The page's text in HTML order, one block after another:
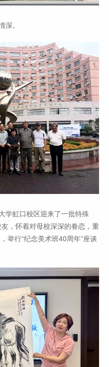
。
虹口校区迎来了一批特殊
，怀着对母校深深的眷恋，重
举行“纪念美术班40周年”座谈